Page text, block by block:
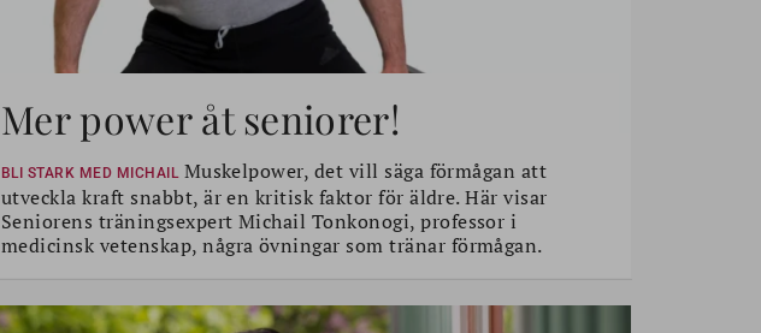
Mer power åt seniorer!
BLI STARK MED MICHAILMuskelpower, det vill säga förmågan att
utveckla kraft snabbt, är en kritisk faktor för äldre. Här visar
Seniorens träningsexpert Michail Tonkonogi, professor i
medicinsk vetenskap, några övningar som tränar förmågan.